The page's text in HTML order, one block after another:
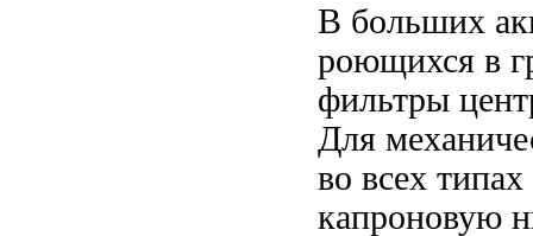
В больших
роющихся в
фильтры
Для
во всех
капроновую